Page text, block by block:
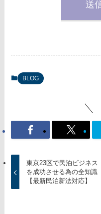
BLOG
東京23区で民泊ビジネス
を成功させる為の全知識
【最新民泊新法対応】